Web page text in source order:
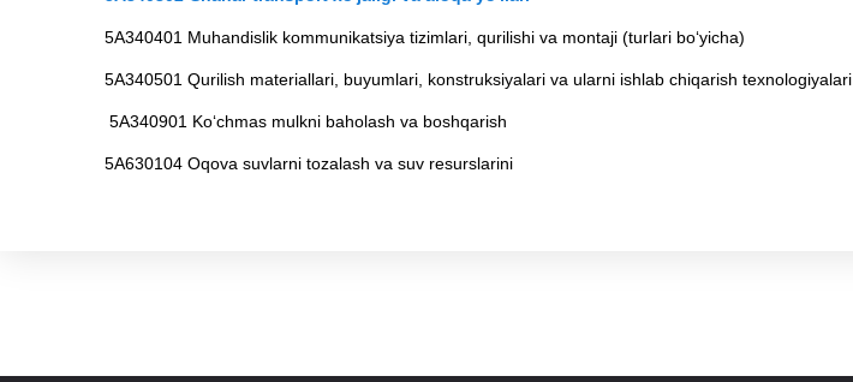
5A340401 Muhandislik kommunikatsiya tizimlari, qurilishi va montaji (turlari bo‘yicha)
5A340501 Qurilish materiallari, buyumlari, konstruksiyalari va ularni ishlab chiqarish texnologiyalari
5A340901 Ko‘chmas mulkni baholash va boshqarish
5A630104 Oqova suvlarni tozalash va suv resurslarini